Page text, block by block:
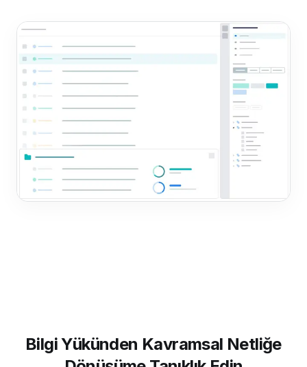
Bilgi Yükünden Kavramsal Netliğe